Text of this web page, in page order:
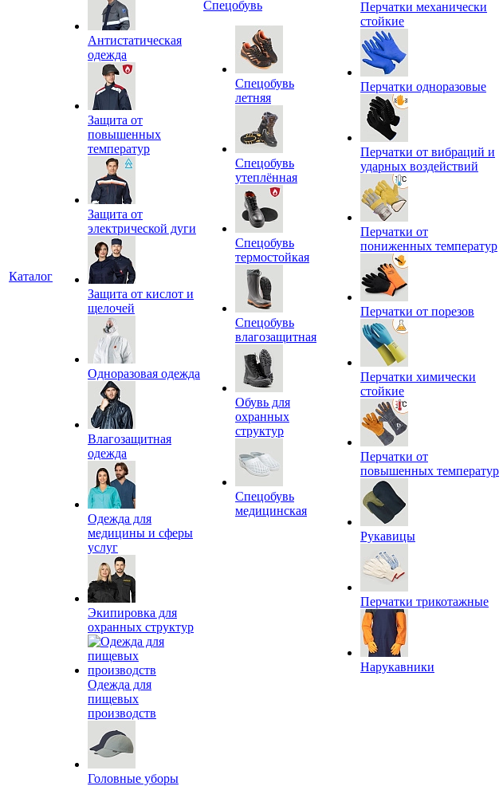
Каталог
Антистатическая
одежда
Защита от
повышенных
температур
Защита от
электрической дуги
Защита от кислот и
щелочей
Одноразовая одежда
Влагозащитная
одежда
Одежда для
медицины и сферы
услуг
Экипировка для
охранных структур
Одежда для
пищевых
производств
Головные уборы
Спецобувь
Спецобувь
летняя
Спецобувь
утеплённая
Спецобувь
термостойкая
Спецобувь
влагозащитная
Обувь для
охранных
структур
Спецобувь
медицинская
Перчатки механически
стойкие
Перчатки одноразовые
Перчатки от вибраций и
ударных воздействий
Перчатки от
пониженных температур
Перчатки от порезов
Перчатки химически
стойкие
Перчатки от
повышенных температур
Рукавицы
Перчатки трикотажные
Нарукавники